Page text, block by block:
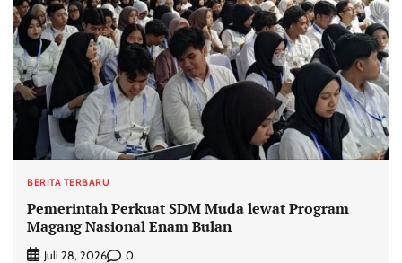
BERITA TERBARU
Pemerintah Perkuat SDM Muda lewat Program
Magang Nasional Enam Bulan
Juli 28, 2026 0